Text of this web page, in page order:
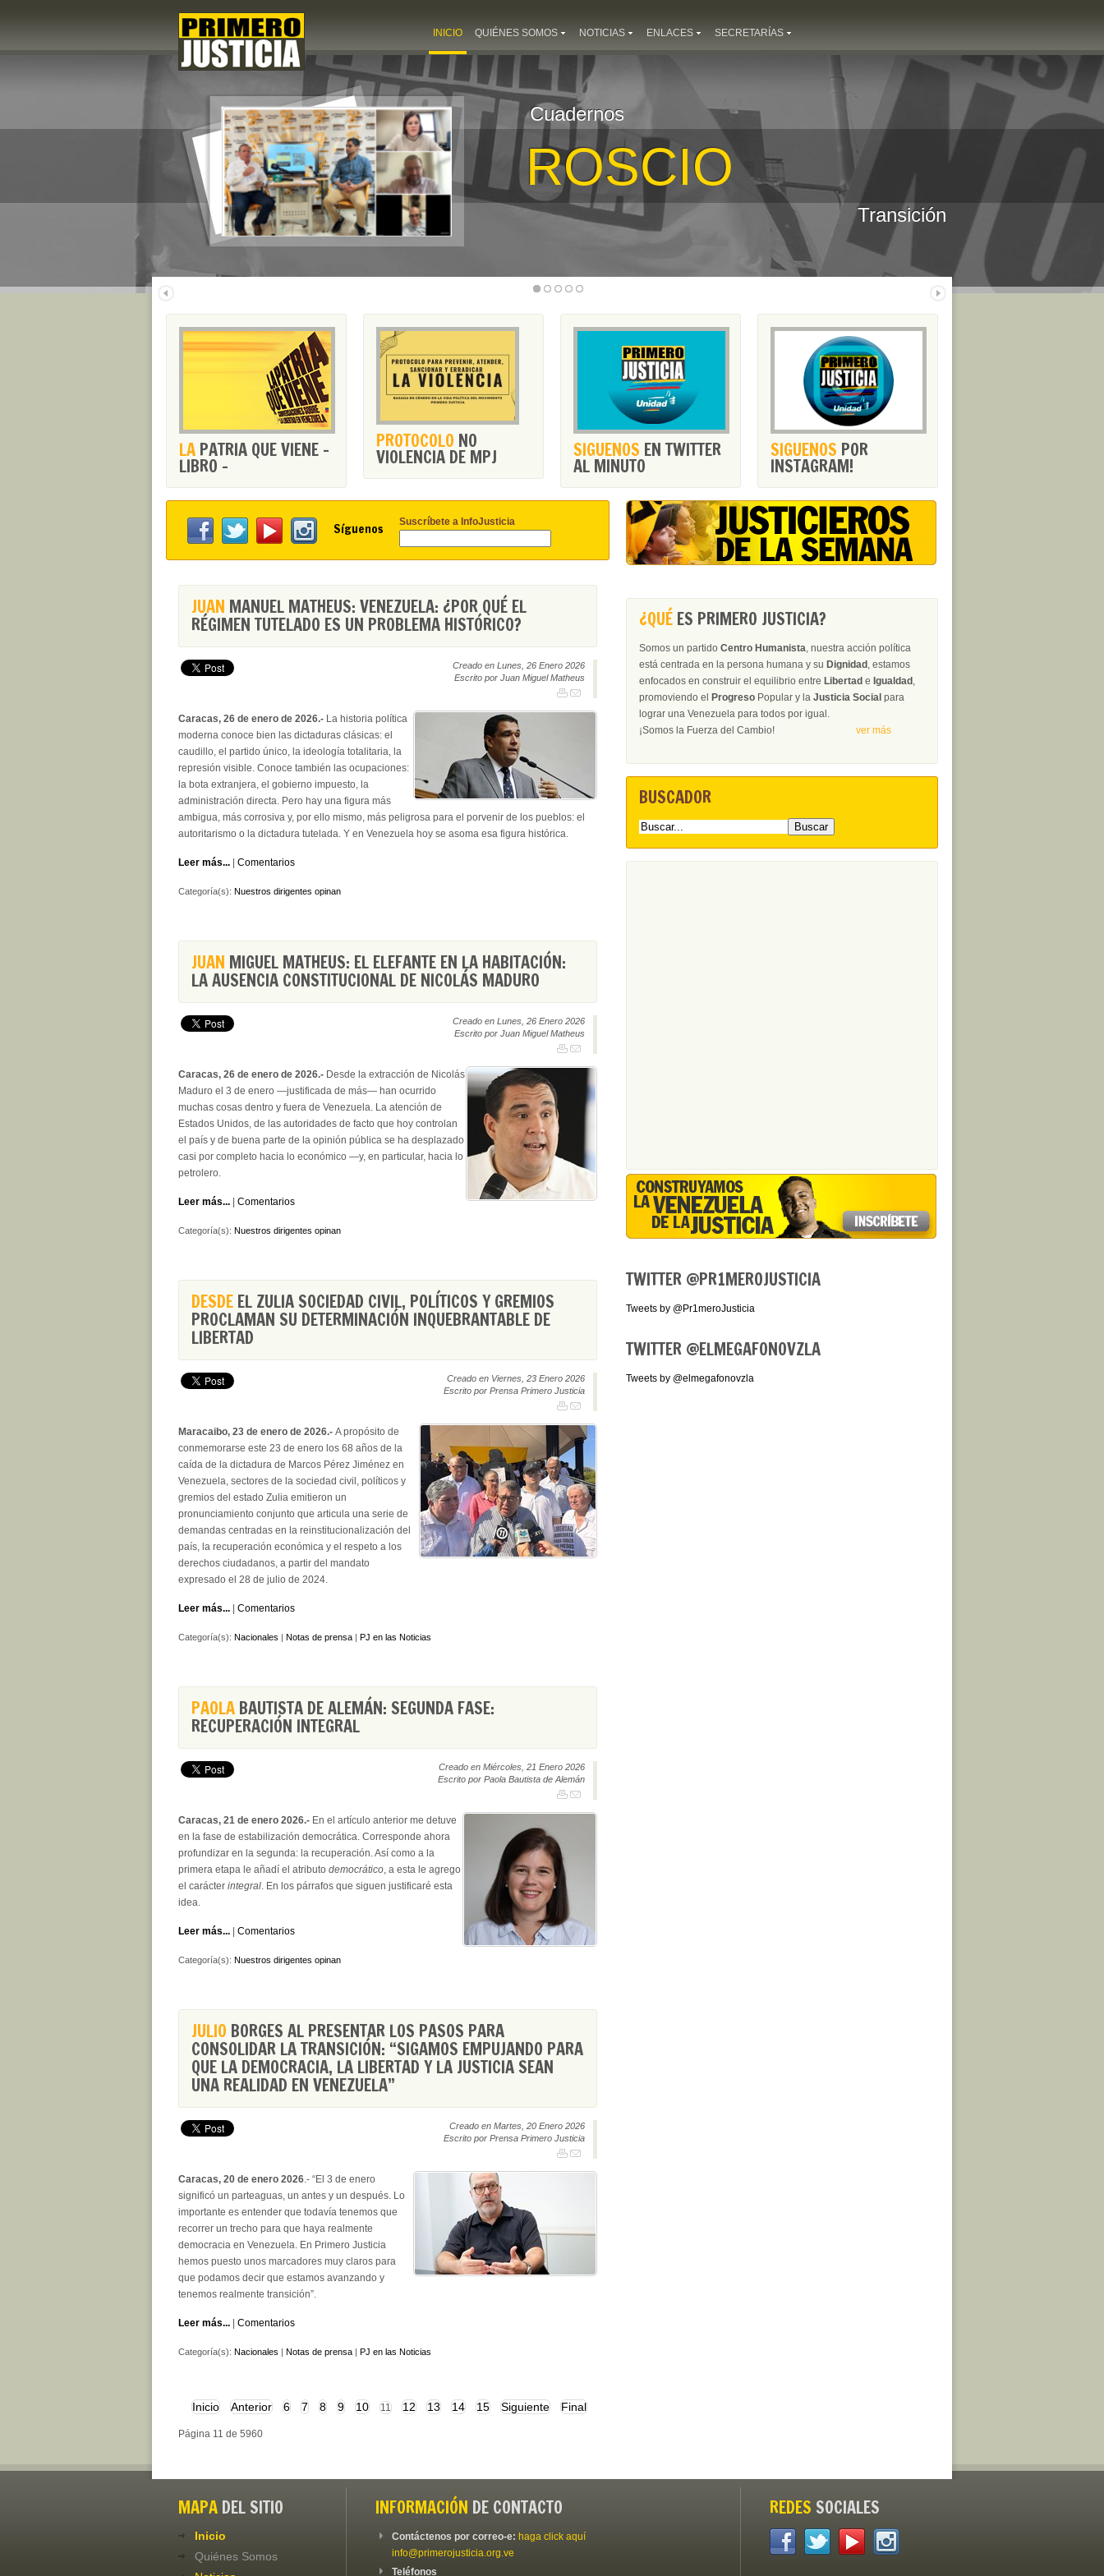
INICIO QUIÉNES SOMOS NOTICIAS ENLACES SECRETARÍAS
Cuadernos
ROSCIO
Transición
LA PATRIA QUE VIENE -
LIBRO -
PROTOCOLO NO
VIOLENCIA DE MPJ SIGUENOS EN TWITTER
AL MINUTO
SIGUENOS POR
INSTAGRAM!
Síguenos Suscríbete a InfoJusticia
JUAN MANUEL MATHEUS: VENEZUELA: ¿POR QUÉ EL
RÉGIMEN TUTELADO ES UN PROBLEMA HISTÓRICO?
Creado en Lunes, 26 Enero 2026
Escrito por Juan Miguel Matheus
Caracas, 26 de enero de 2026.- La historia política
moderna conoce bien las dictaduras clásicas: el
caudillo, el partido único, la ideología totalitaria, la
represión visible. Conoce también las ocupaciones:
la bota extranjera, el gobierno impuesto, la
administración directa. Pero hay una figura más
ambigua, más corrosiva y, por ello mismo, más peligrosa para el porvenir de los pueblos: el
autoritarismo o la dictadura tutelada. Y en Venezuela hoy se asoma esa figura histórica.
Leer más... Comentarios
Categoría(s): Nuestros dirigentes opinan
JUAN MIGUEL MATHEUS: EL ELEFANTE EN LA HABITACIÓN:
LA AUSENCIA CONSTITUCIONAL DE NICOLÁS MADURO
Creado en Lunes, 26 Enero 2026
Escrito por Juan Miguel Matheus
Caracas, 26 de enero de 2026.- Desde la extracción de Nicolás
Maduro el 3 de enero —justificada de más— han ocurrido
muchas cosas dentro y fuera de Venezuela. La atención de
Estados Unidos, de las autoridades de facto que hoy controlan
el país y de buena parte de la opinión pública se ha desplazado
casi por completo hacia lo económico —y, en particular, hacia lo
petrolero.
Leer más... Comentarios
Categoría(s): Nuestros dirigentes opinan
DESDE EL ZULIA SOCIEDAD CIVIL, POLÍTICOS Y GREMIOS
PROCLAMAN SU DETERMINACIÓN INQUEBRANTABLE DE
LIBERTAD
Creado en Viernes, 23 Enero 2026
Escrito por Prensa Primero Justicia
Maracaibo, 23 de enero de 2026.- A propósito de
conmemorarse este 23 de enero los 68 años de la
caída de la dictadura de Marcos Pérez Jiménez en
Venezuela, sectores de la sociedad civil, políticos y
gremios del estado Zulia emitieron un
pronunciamiento conjunto que articula una serie de
demandas centradas en la reinstitucionalización del
país, la recuperación económica y el respeto a los
derechos ciudadanos, a partir del mandato
expresado el 28 de julio de 2024.
Leer más... Comentarios
Categoría(s): Nacionales | Notas de prensa | PJ en las Noticias
PAOLA BAUTISTA DE ALEMÁN: SEGUNDA FASE:
RECUPERACIÓN INTEGRAL
Creado en Miércoles, 21 Enero 2026
Escrito por Paola Bautista de Alemán
Caracas, 21 de enero 2026.- En el artículo anterior me detuve
en la fase de estabilización democrática. Corresponde ahora
profundizar en la segunda: la recuperación. Así como a la
primera etapa le añadí el atributo democrático, a esta le agrego
el carácter integral. En los párrafos que siguen justificaré esta
idea.
Leer más... Comentarios
Categoría(s): Nuestros dirigentes opinan
JULIO BORGES AL PRESENTAR LOS PASOS PARA
CONSOLIDAR LA TRANSICIÓN: “SIGAMOS EMPUJANDO PARA
QUE LA DEMOCRACIA, LA LIBERTAD Y LA JUSTICIA SEAN
UNA REALIDAD EN VENEZUELA”
Creado en Martes, 20 Enero 2026
Escrito por Prensa Primero Justicia
Caracas, 20 de enero 2026.- “El 3 de enero
significó un parteaguas, un antes y un después. Lo
importante es entender que todavía tenemos que
recorrer un trecho para que haya realmente
democracia en Venezuela. En Primero Justicia
hemos puesto unos marcadores muy claros para
que podamos decir que estamos avanzando y
tenemos realmente transición”.
Leer más... Comentarios
Categoría(s): Nacionales | Notas de prensa | PJ en las Noticias
Inicio Anterior 6 7 8 9 10 11 12 13 14 15 Siguiente Final
Página 11 de 5960
¿QUÉ ES PRIMERO JUSTICIA?
Somos un partido Centro Humanista, nuestra acción política
está centrada en la persona humana y su Dignidad , estamos
enfocados en construir el equilibrio entre Libertad e Igualdad ,
promoviendo el
Progreso Popular y la Justicia Social para
lograr una Venezuela para todos por igual.
¡Somos la Fuerza del Cambio! ver más
BUSCADOR
TWITTER @PR1MEROJUSTICIA
Tweets by @Pr1meroJusticia
TWITTER @ELMEGAFONOVZLA
Tweets by @elmegafonovzla
MAPA DEL SITIO
Inicio
Quiénes Somos
INFORMACIÓN DE CONTACTO
Contáctenos por correo-e: haga click aquí
info@primerojusticia.org.ve
Teléfonos
REDES SOCIALES